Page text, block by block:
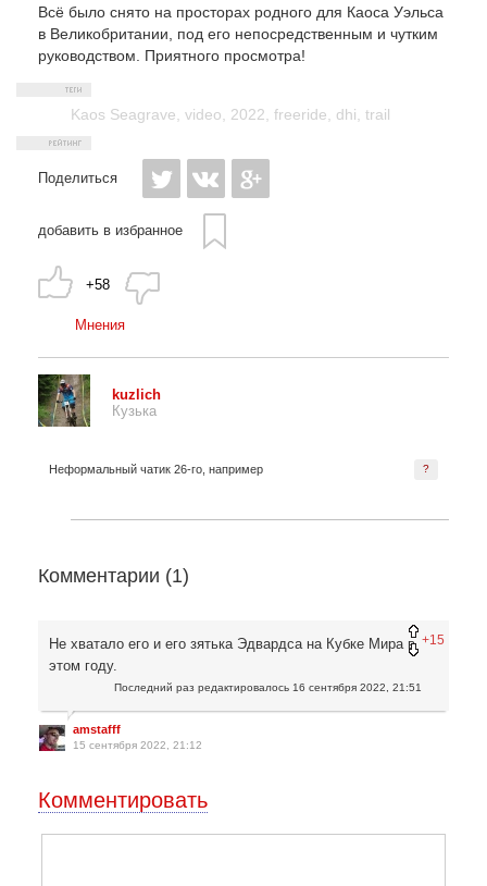
Всё было снято на просторах родного для Каоса Уэльса
в Великобритании, под его непосредственным и чутким
руководством. Приятного просмотра!
Kaos Seagrave video 2022 freeride dhi trail
Поделиться
добавить в избранное
+58
Мнения
kuzlich
Кузька
?
Неформальный чатик 26-го, например
Комментарии (1)
+15
Не хватало его и его зятька Эдвардса на Кубке Мира в
этом году.
Последний раз редактировалось 16 сентября 2022, 21:51
amstafff
15 сентября 2022, 21:12
Комментировать